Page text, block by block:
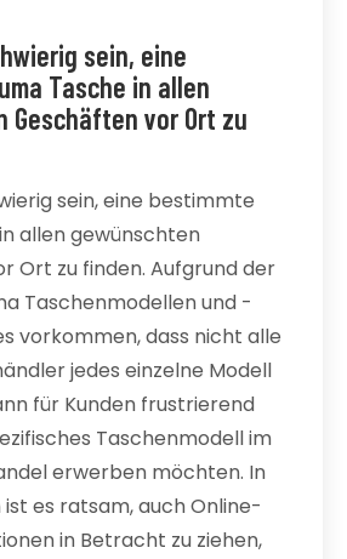
sein, eine
Tasche in allen
Geschäften vor Ort zu
sein, eine bestimmte
allen gewünschten
Ort zu finden. Aufgrund der
Taschenmodellen und -
vorkommen, dass nicht alle
jedes einzelne Modell
für Kunden frustrierend
Taschenmodell im
erwerben möchten. In
es ratsam, auch Online-
in Betracht zu ziehen,